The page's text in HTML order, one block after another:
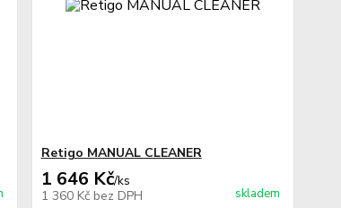
Retigo MANUAL CLEANER
1 646 Kč/ks
1 360 Kč bez DPH skladem